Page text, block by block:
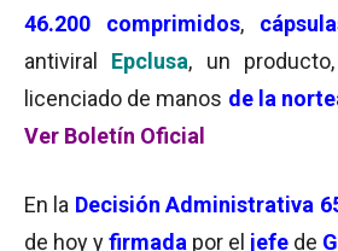
46.200 comprimidos,
antiviral Epclusa, un
licenciado de manos de la
Ver Boletín Oficial
En la Decisión Administrativa
de hoy yfirmada por el jefe de